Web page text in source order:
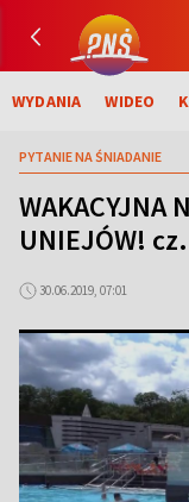
WYDANIA WIDEO
PYTANIE NA ŚNIADANIE
WAKACYJNA
UNIEJÓW!
30.06.2019, 07:01